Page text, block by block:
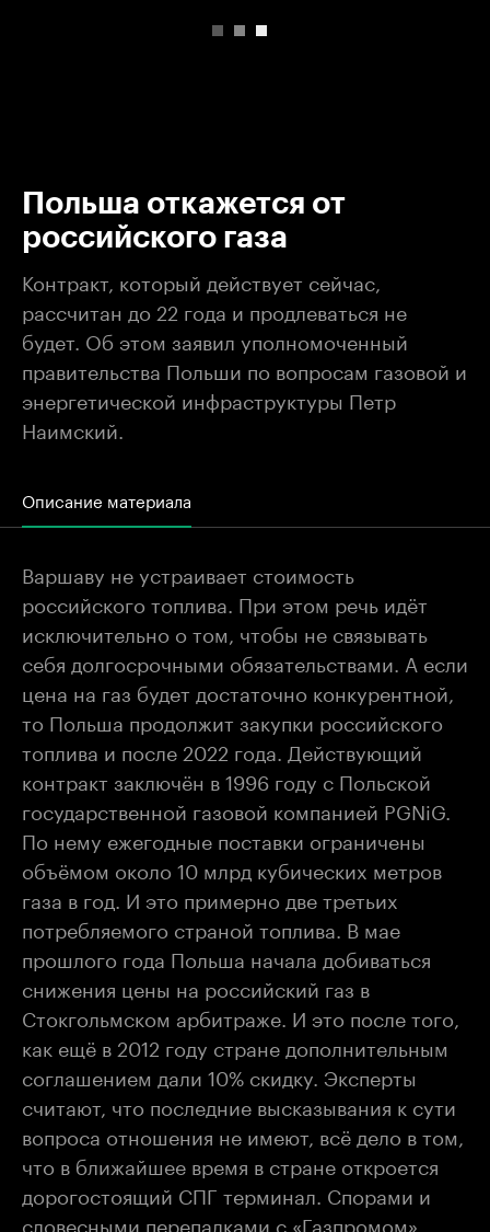
Польша откажется от
российского газа
Контракт, который действует сейчас,
рассчитан до 22 года и продлеваться не
будет. Об этом заявил уполномоченный
правительства Польши по вопросам газовой и
энергетической инфраструктуры Петр
Наимский.
Описание материала
Варшаву не устраивает стоимость
российского топлива. При этом речь идёт
исключительно о том, чтобы не связывать
себя долгосрочными обязательствами. А если
цена на газ будет достаточно конкурентной,
то Польша продолжит закупки российского
топлива и после 2022 года. Действующий
контракт заключён в 1996 году с Польской
государственной газовой компанией PGNiG.
По нему ежегодные поставки ограничены
объёмом около 10 млрд кубических метров
газа в год. И это примерно две третьих
потребляемого страной топлива. В мае
прошлого года Польша начала добиваться
снижения цены на российский газ в
Стокгольмском арбитраже. И это после того,
как ещё в 2012 году стране дополнительным
соглашением дали 10% скидку. Эксперты
считают, что последние высказывания к сути
вопроса отношения не имеют, всё дело в том,
что в ближайшее время в стране откроется
дорогостоящий СПГ терминал. Спорами и
словесными перепалками с «Газпромом»